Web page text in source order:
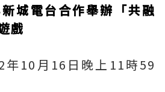
新城電台合作舉辦「共融
戲
年10月16日晚上11時59